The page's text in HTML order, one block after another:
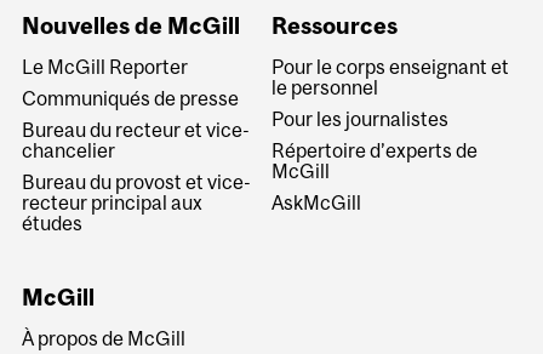
Nouvelles de McGill
Le McGill Reporter
Communiqués de presse
Bureau du recteur et vice-
chancelier
Bureau du provost et vice-
recteur principal aux
études
Ressources
Pour le corps enseignant et
le personnel
Pour les journalistes
Répertoire d’experts de
McGill
AskMcGill
McGill
À propos de McGill